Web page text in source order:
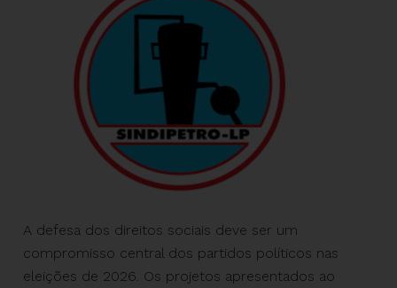
A defesa dos direitos sociais deve ser um
compromisso central dos partidos políticos nas
eleições de 2026. Os projetos apresentados ao